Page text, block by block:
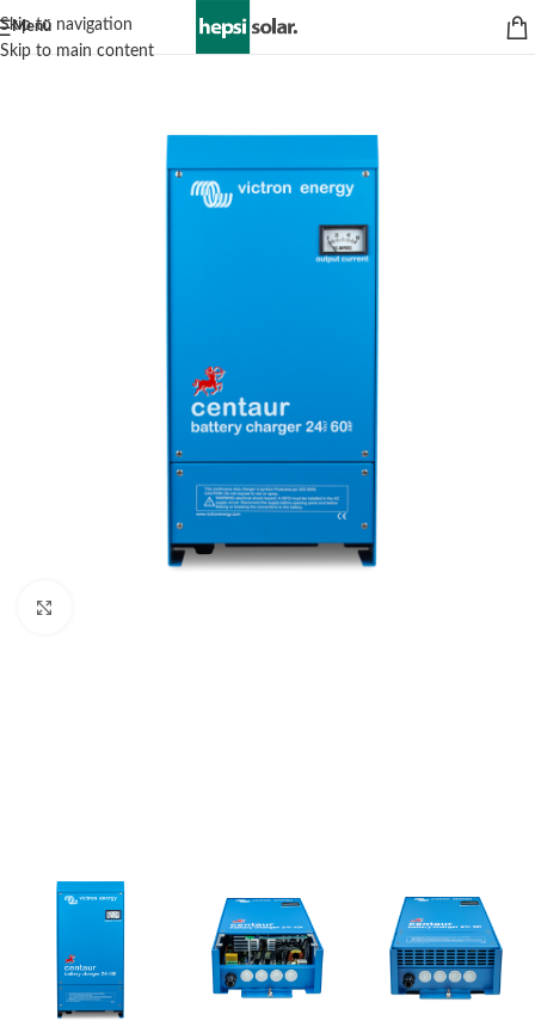
Skip to navigation
Skip to main content
Menü